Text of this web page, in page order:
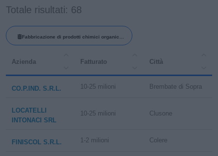
Totale risultati: 68
Fabbricazione di prodotti chimici organici
processi di fermentazione o da materie prime
vegetali
Azienda Fatturato Città
CO.P.IND. S.R.L. 10-25 milioni Brembate di Sopra
LOCATELLI
INTONACI SRL
10-25 milioni Clusone
FINISCOL S.R.L. 1-2 milioni Colere